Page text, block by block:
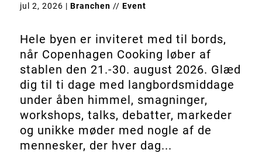
jul 2, 2026 | Branchen // Event
Hele byen er inviteret med til bords,
når Copenhagen Cooking løber af
stablen den 21.-30. august 2026. Glæd
dig til ti dage med langbordsmiddage
under åben himmel, smagninger,
workshops, talks, debatter, markeder
og unikke møder med nogle af de
mennesker, der hver dag...